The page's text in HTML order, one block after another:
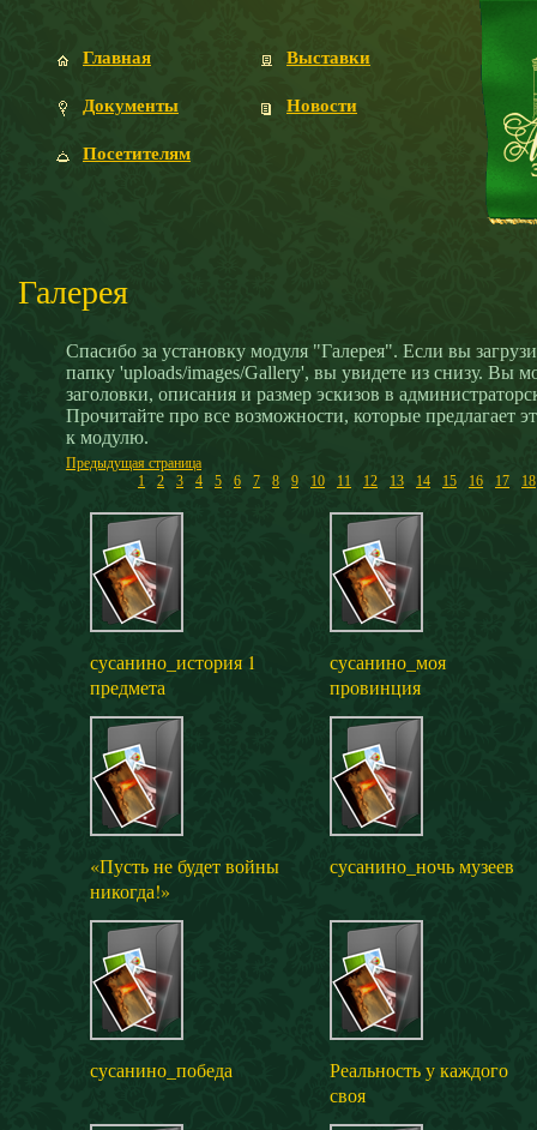
Главная
Документы
Посетителям
Выставки
Новости
Галерея
Спасибо за установку модуля "Галерея". Если вы
папку 'uploads/images/Gallery', вы увидете из снизу. Вы
заголовки, описания и размер эскизов в
Прочитайте про все возможности, которые предлагает
к модулю.
Предыдущая страница
1
2 3 4 5 6 7 8 9 10 11 12 13 14 15 16 17 18
сусанино_история 1
предмета
сусанино_моя
провинция
«Пусть не будет войны
никогда!»
сусанино_ночь музеев
сусанино_победа
Реальность у каждого
своя